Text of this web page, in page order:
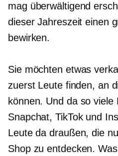
mag überwältigend
dieser Jahreszeit einen
bewirken.
Sie möchten etwas
zuerst Leute finden, an
können. Und da so
Snapchat, TikTok und
Leute da draußen, die
Shop zu entdecken.